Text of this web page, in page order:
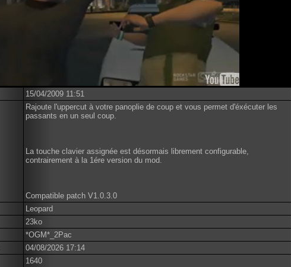
15/04/2009 11:51
Rajoute l'uppercut à votre panoplie de coup et vous permet d'éxécuter les
passants en un seul coup.
La touche clavier assignée est désormais librement configurable,
contrairement à la 1ére version du mod.
Compatible patch V1.0.3.0
Leopard
23ko
*OGM*_2Pac
04/08/2026 17:14
1640